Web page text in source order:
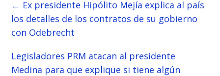
← Ex presidente Hipólito Mejía explica al país
los detalles de los contratos de su gobierno
con Odebrecht
Legisladores PRM atacan al presidente
Medina para que explique si tiene algún